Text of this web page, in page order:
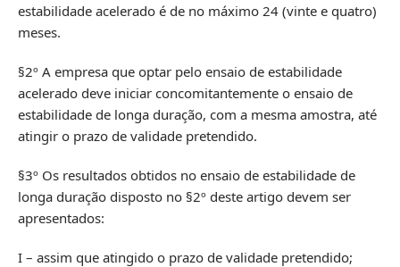
estabilidade acelerado é de no máximo 24 (vinte e quatro)
meses.
§2º A empresa que optar pelo ensaio de estabilidade
acelerado deve iniciar concomitantemente o ensaio de
estabilidade de longa duração, com a mesma amostra, até
atingir o prazo de validade pretendido.
§3º Os resultados obtidos no ensaio de estabilidade de
longa duração disposto no §2º deste artigo devem ser
apresentados:
I – assim que atingido o prazo de validade pretendido;